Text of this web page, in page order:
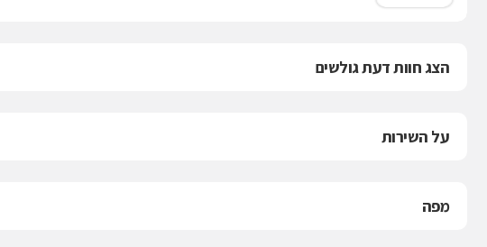
הצג חוות דעת גולשים
על השירות
מפה